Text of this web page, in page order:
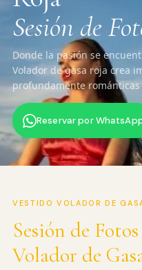
Sesión de
Donde la pasión se
Volador de gasa roja crea
profundamente románticas
Reservar por
VESTIDO VOLADOR DE
Sesión de
Volador de